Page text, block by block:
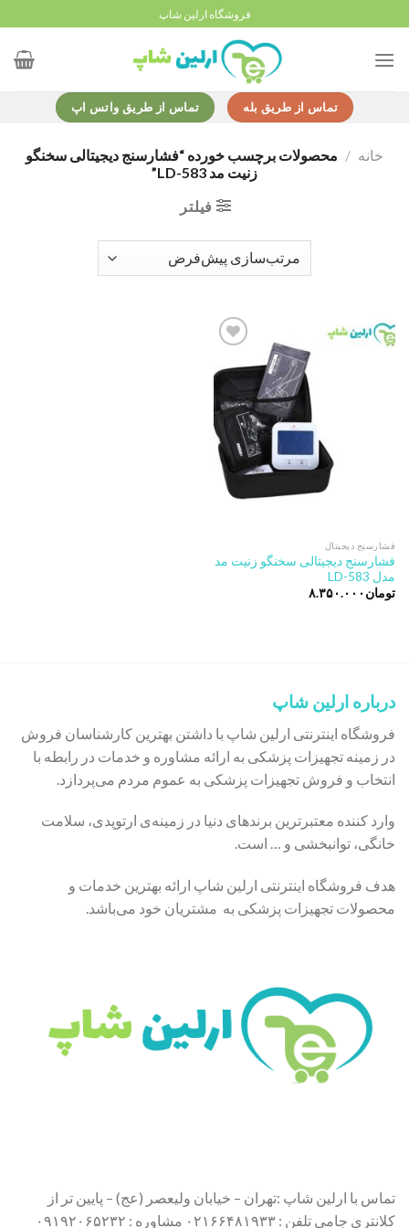
to
content
فروشگاه ارلین شاپ
تماس از طریق بله تماس از طریق واتس اپ
خانه / محصولات برچسب خورده “فشارسنج دیجیتالی سخنگو
زنیت مد LD-583”
فیلتر
wishlist
فشارسنج دیجیتال
فشارسنج دیجیتالی سخنگو زنیت مد
مدل LD-583
تومان ۸.۳۵۰.۰۰۰
درباره ارلین شاپ
فروشگاه اینترنتی ارلین شاپ با داشتن بهترین کارشناسان فروش
در زمینه تجهیزات پزشکی به ارائه مشاوره و خدمات در رابطه با
انتخاب و فروش تجهیزات پزشکی به عموم مردم می‌پردازد.
وارد کننده معتبرترین برندهای دنیا در زمینه‌ی ارتوپدی، سلامت
خانگی، توانبخشی و … است.
هدف فروشگاه اینترنتی ارلین شاپ ارائه بهترین خدمات و
محصولات تجهیزات پزشکی به مشتریان خود می‌باشد.
تماس با ارلین شاپ :تهران – خیابان ولیعصر (عج) – پایین تر از
کلانتری جامی تلفن : ۰۲۱۶۶۴۸۱۹۳۳ مشاوره : ۰۹۱۹۲۰۶۵۲۳۲